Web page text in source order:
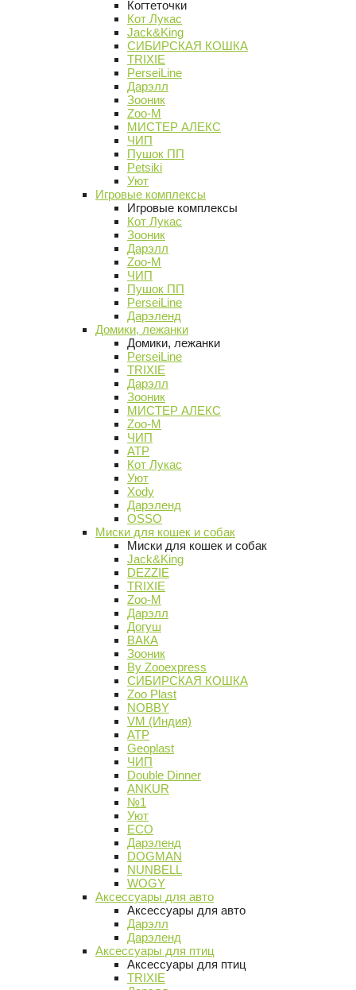
Когтеточки
Кот Лукас
Jack&King
СИБИРСКАЯ КОШКА
TRIXIE
PerseiLine
Дарэлл
Зооник
Zoo-M
МИСТЕР АЛЕКС
ЧИП
Пушок ПП
Petsiki
Уют
Игровые комплексы
Игровые комплексы
Кот Лукас
Зооник
Дарэлл
Zoo-M
ЧИП
Пушок ПП
PerseiLine
Дарэленд
Домики, лежанки
Домики, лежанки
PerseiLine
TRIXIE
Дарэлл
Зооник
МИСТЕР АЛЕКС
Zoo-M
ЧИП
АТР
Кот Лукас
Уют
Xody
Дарэленд
OSSO
Миски для кошек и собак
Миски для кошек и собак
Jack&King
DEZZIE
TRIXIE
Zoo-M
Дарэлл
Догуш
ВАКА
Зооник
By Zooexpress
СИБИРСКАЯ КОШКА
Zoo Plast
NOBBY
VM (Индия)
АТР
Geoplast
ЧИП
Double Dinner
ANKUR
№1
Уют
ECO
Дарэленд
DOGMAN
NUNBELL
WOGY
Аксессуары для авто
Аксессуары для авто
Дарэлл
Дарэленд
Аксессуары для птиц
Аксессуары для птиц
TRIXIE